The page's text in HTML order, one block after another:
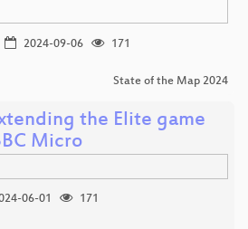
2024-09-06
171
State of the Map 2024
the Elite game
Micro
06-01
171